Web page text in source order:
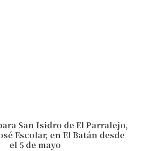
San Isidro de El Parralejo,
Escolar, en El Batán desde
el 5 de mayo